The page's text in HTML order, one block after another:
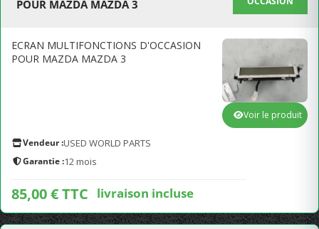
POUR MAZDA MAZDA 3
ECRAN MULTIFONCTIONS D'OCCASION
POUR MAZDA MAZDA 3
Vendeur :USED WORLD PARTS
Garantie :12 mois
85,00 € TTC livraison incluse
Voir le produit